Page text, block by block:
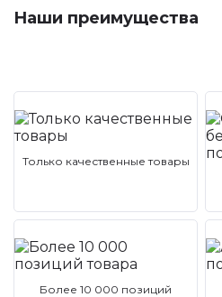
Наши преимущества
Только качественные товары
Более 10 000 позиций